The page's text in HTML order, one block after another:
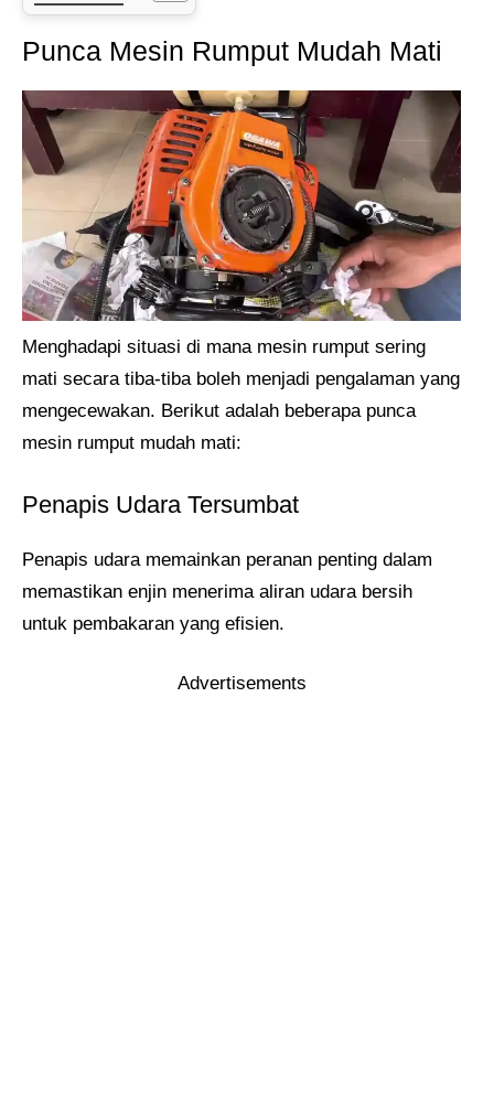
Punca Mesin Rumput Mudah Mati
Menghadapi situasi di mana mesin rumput sering
mati secara tiba-tiba boleh menjadi pengalaman yang
mengecewakan. Berikut adalah beberapa punca
mesin rumput mudah mati:
Penapis Udara Tersumbat
Penapis udara memainkan peranan penting dalam
memastikan enjin menerima aliran udara bersih
untuk pembakaran yang efisien.
Advertisements